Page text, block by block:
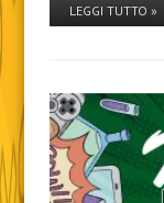
LEGGI TUTTO »